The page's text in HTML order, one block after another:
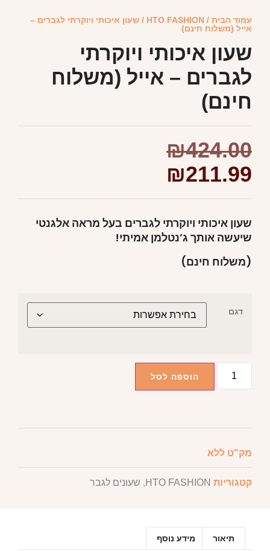
עמוד הבית /
HTO FASHION / שעון איכותי ויוקרתי לגברים –
אייל (משלוח חינם)
שעון איכותי ויוקרתי
לגברים – אייל (משלוח
חינם)
₪424.00
₪211.99
שעון איכותי ויוקרתי לגברים בעל מראה אלגנטי
שיעשה אותך ג’נטלמן אמיתי!
(משלוח חינם)
דגם
הוספה לסל
מק"ט ללא
קטגוריות HTO FASHION
, שעונים לגבר
תיאור מידע נוסף